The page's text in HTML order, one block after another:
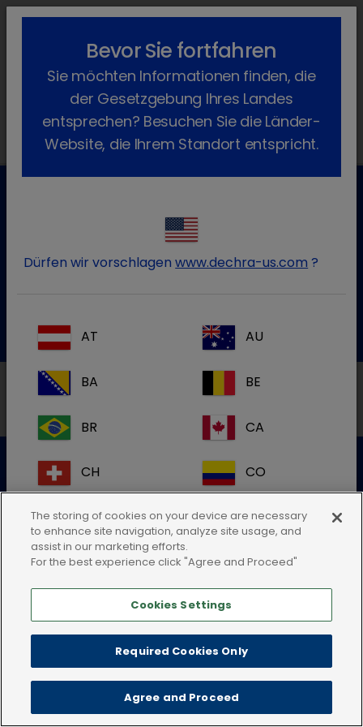
lock_outline search menu
Freiverkäuflich
Kundenservice für Tierarztpraxen
Kontaktieren Sie unseren Kundenservice.
Tel.:+49 7525 / 2050
Cookie-Richtlinie
Impressum
Bevor Sie fortfahren
Sie möchten Informationen finden, die
der Gesetzgebung Ihres Landes
entsprechen? Besuchen Sie die Länder-
Website, die Ihrem Standort entspricht.
Dürfen wir vorschlagenwww.dechra-us.com ?
AT AU
BA BE
BR CA
CH CO
CR DK
ES FI
IE
The storing of cookies on your device are necessary
to enhance site navigation, analyze site usage, and
assist in our marketing efforts.
For the best experience click "Agree and Proceed"
Cookies Settings
Required Cookies Only
Agree and Proceed